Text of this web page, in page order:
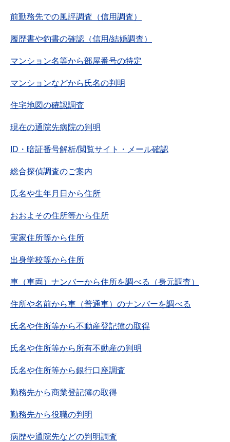
前勤務先での風評調査（信用調査）
履歴書や釣書の確認（信用/結婚調査）
マンション名等から部屋番号の特定
マンションなどから氏名の判明
住宅地図の確認調査
現在の通院先病院の判明
ID・暗証番号解析/閲覧サイト・メール確認
総合探偵調査のご案内
氏名や生年月日から住所
おおよその住所等から住所
実家住所等から住所
出身学校等から住所
車（車両）ナンバーから住所を調べる（身元調査）
住所や名前から車（普通車）のナンバーを調べる
氏名や住所等から不動産登記簿の取得
氏名や住所等から所有不動産の判明
氏名や住所等から銀行口座調査
勤務先から商業登記簿の取得
勤務先から役職の判明
病歴や通院先などの判明調査